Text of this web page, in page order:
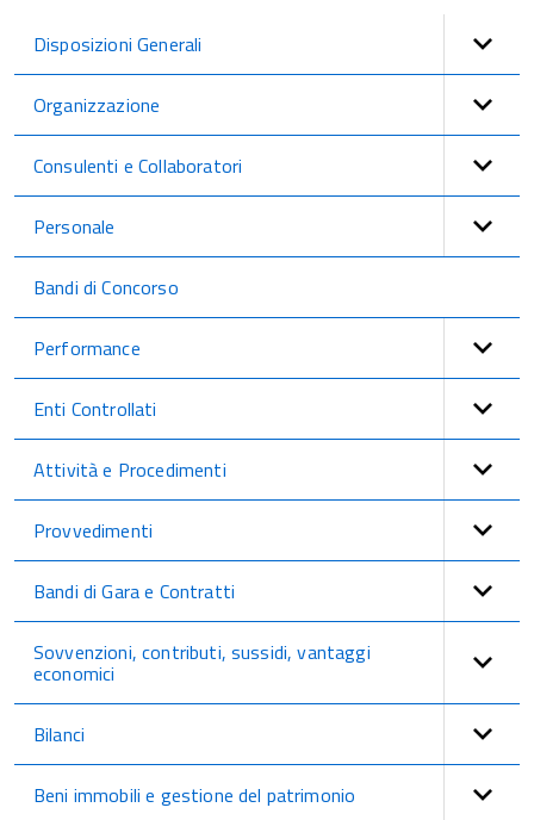
Disposizioni Generali
Organizzazione
Consulenti e Collaboratori
Personale
Bandi di Concorso
Performance
Enti Controllati
Attività e Procedimenti
Provvedimenti
Bandi di Gara e Contratti
Sovvenzioni, contributi, sussidi, vantaggi
economici
Bilanci
Beni immobili e gestione del patrimonio